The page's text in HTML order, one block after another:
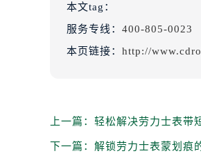
本文tag：
服务专线： 400-805-0023
本页链接： http://
上一篇： 轻松解决劳力士表带
下一篇： 解锁劳力士表蒙划痕